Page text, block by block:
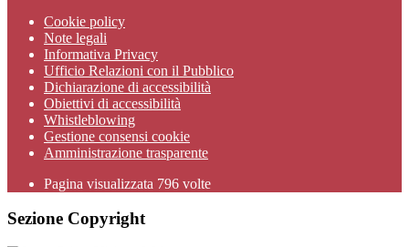
Cookie policy
Note legali
Informativa Privacy
Ufficio Relazioni con il Pubblico
Dichiarazione di accessibilità
Obiettivi di accessibilità
Whistleblowing
Gestione consensi cookie
Amministrazione trasparente
Pagina visualizzata 796 volte
Sezione Copyright